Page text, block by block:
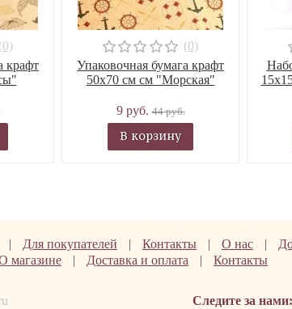
(0)
крафт
(0)
Упаковочная бумага крафт
50х70 см см "Морская"
9 руб.44 руб.
В корзину
| Для покупателей | Контакты | О нас |
магазине | Доставка и оплата | Контакты
Следите за нами: